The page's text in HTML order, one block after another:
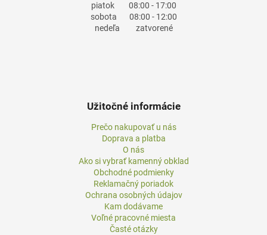
piatok08:00 - 17:00
sobota 08:00 - 12:00
nedeľa zatvorené
Užitočné informácie
Prečo nakupovať u nás
Doprava a platba
O nás
Ako si vybrať kamenný obklad
Obchodné podmienky
Reklamačný poriadok
Ochrana osobných údajov
Kam dodávame
Voľné pracovné miesta
Časté otázky